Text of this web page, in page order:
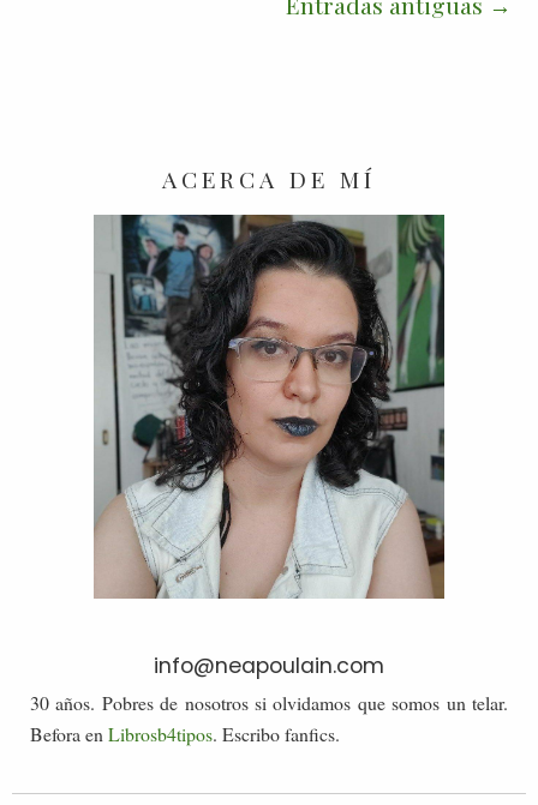
ACERCA DE MÍ
info@neapoulain.com
30 años. Pobres de nosotros si olvidamos que somos un telar.
Befora en Librosb4tipos. Escribo fanfics.